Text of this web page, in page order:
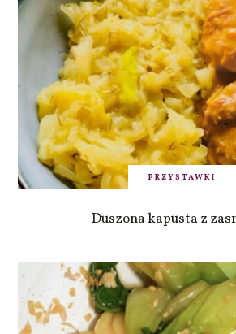
PRZYSTAWKI
Duszona kapusta z